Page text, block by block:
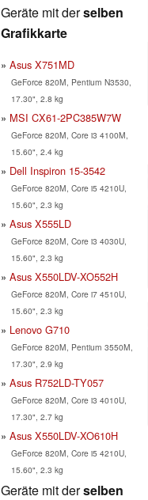
Geräte mit derselben
Grafikkarte
Asus X751MD
GeForce 820M, Pentium N3530,
17.30", 2.8 kg
MSI CX61-2PC385W7W
GeForce 820M, Core i3 4100M,
15.60", 2.4 kg
Dell Inspiron 15-3542
GeForce 820M, Core i5 4210U,
15.60", 2.3 kg
Asus X555LD
GeForce 820M, Core i3 4030U,
15.60", 2.3 kg
Asus X550LDV-XO552H
GeForce 820M, Core i7 4510U,
15.60", 2.3 kg
Lenovo G710
GeForce 820M, Pentium 3550M,
17.30", 2.9 kg
Asus R752LD-TY057
GeForce 820M, Core i3 4010U,
17.30", 2.7 kg
Asus X550LDV-XO610H
GeForce 820M, Core i5 4210U,
15.60", 2.3 kg
Geräte mit derselben